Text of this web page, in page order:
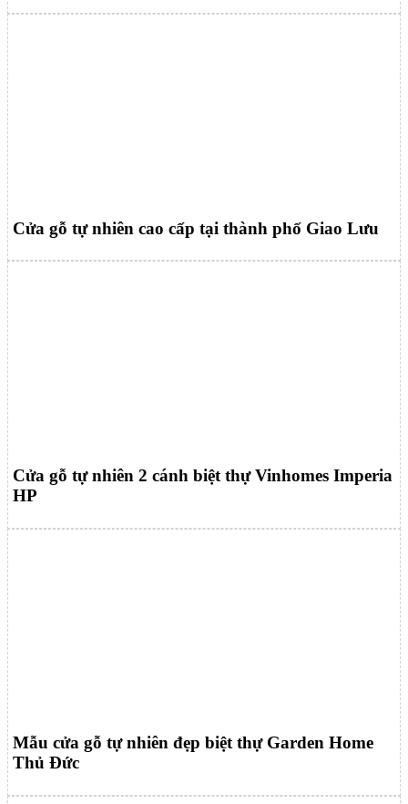
Cửa gỗ tự nhiên cao cấp tại thành phố Giao Lưu
Cửa gỗ tự nhiên 2 cánh biệt thự Vinhomes Imperia
HP
Mẫu cửa gỗ tự nhiên đẹp biệt thự Garden Home
Thủ Đức